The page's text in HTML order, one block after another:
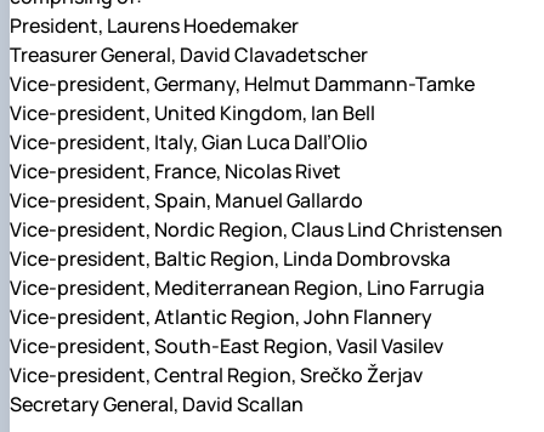
President, Laurens Hoedemaker
Treasurer General, David Clavadetscher
Vice-president, Germany, Helmut Dammann-Tamke
Vice-president, United Kingdom, Ian Bell
Vice-president, Italy, Gian Luca Dall’Olio
Vice-president, France, Nicolas Rivet
Vice-president, Spain, Manuel Gallardo
Vice-president, Nordic Region, Claus Lind Christensen
Vice-president, Baltic Region, Linda Dombrovska
Vice-president, Mediterranean Region, Lino Farrugia
Vice-president, Atlantic Region, John Flannery
Vice-president, South-East Region, Vasil Vasilev
Vice-president, Central Region, Srečko Žerjav
Secretary General, David Scallan